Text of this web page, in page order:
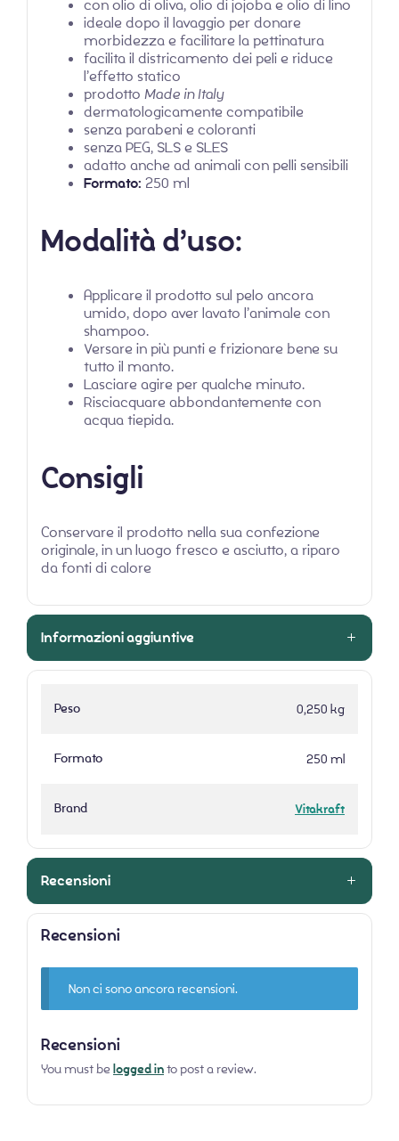
con olio di oliva, olio di jojoba e olio di lino
ideale dopo il lavaggio per donare
morbidezza e facilitare la pettinatura
facilita il districamento dei peli e riduce
l’effetto statico
prodotto Made in Italy
dermatologicamente compatibile
senza parabeni e coloranti
senza PEG, SLS e SLES
adatto anche ad animali con pelli sensibili
Formato: 250 ml
Modalità d’uso:
Applicare il prodotto sul pelo ancora
umido, dopo aver lavato l’animale con
shampoo.
Versare in più punti e frizionare bene su
tutto il manto.
Lasciare agire per qualche minuto.
Risciacquare abbondantemente con
acqua tiepida.
Consigli
Conservare il prodotto nella sua confezione
originale, in un luogo fresco e asciutto, a riparo
da fonti di calore
Informazioni aggiuntive
Peso 0,250 kg
Formato 250 ml
Brand Vitakraft
Recensioni
Recensioni
Non ci sono ancora recensioni.
Recensioni
You must be logged into post a review.